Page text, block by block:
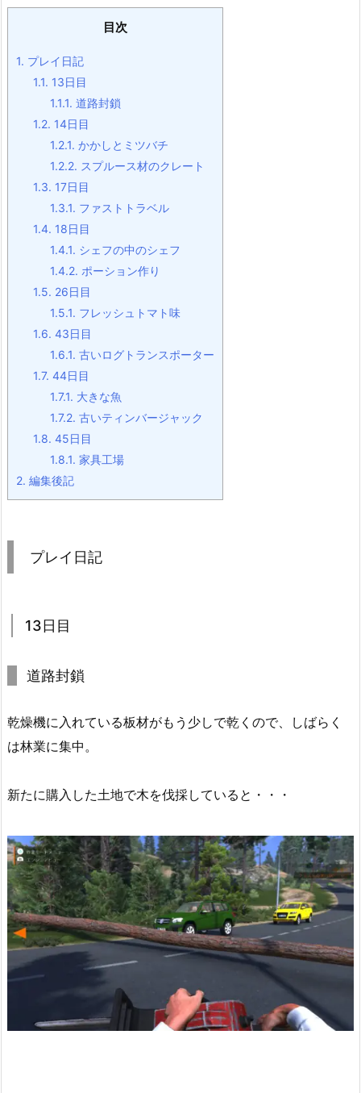
目次
1. プレイ日記
1.1. 13日目
1.1.1. 道路封鎖
1.2. 14日目
1.2.1. かかしとミツバチ
1.2.2. スプルース材のクレート
1.3. 17日目
1.3.1. ファストトラベル
1.4. 18日目
1.4.1. シェフの中のシェフ
1.4.2. ポーション作り
1.5. 26日目
1.5.1. フレッシュトマト味
1.6. 43日目
1.6.1. 古いログトランスポーター
1.7. 44日目
1.7.1. 大きな魚
1.7.2. 古いティンバージャック
1.8. 45日目
1.8.1. 家具工場
2. 編集後記
プレイ日記
13日目
道路封鎖
乾燥機に入れている板材がもう少しで乾くので、しばらく
は林業に集中。
新たに購入した土地で木を伐採していると・・・